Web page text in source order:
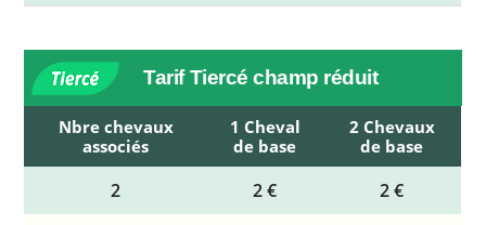
Tarif Tiercé champ réduit
Nbre chevaux
associés
1 Cheval
de base
2 Chevaux
de base
2 2 €
2 €